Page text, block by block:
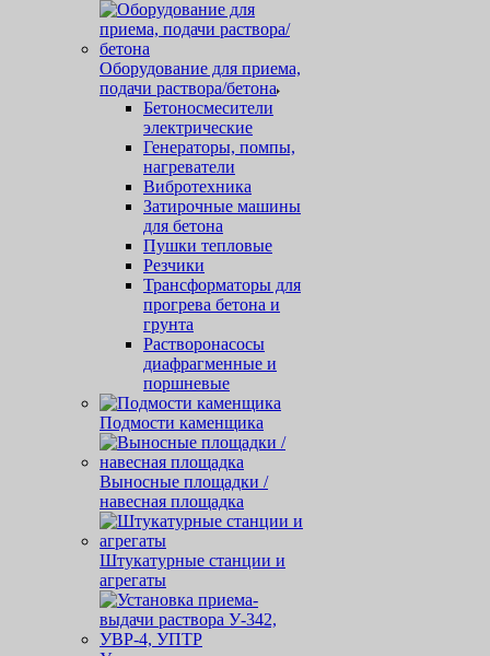
Оборудование для приема,
подачи раствора/бетона
Бетоносмесители
электрические
Генераторы, помпы,
нагреватели
Вибротехника
Затирочные машины
для бетона
Пушки тепловые
Резчики
Трансформаторы для
прогрева бетона и
грунта
Растворонасосы
диафрагменные и
поршневые
Подмости каменщика
Выносные площадки /
навесная площадка
Штукатурные станции и
агрегаты